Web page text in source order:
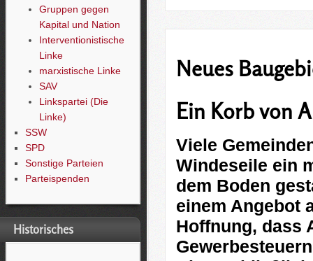
Gruppen gegen
Kapital und Nation
Interventionistische
Linke
marxistische Linke
SAV
Linkspartei (Die
Linke)
SSW
SPD
Sonstige Parteien
Parteispenden
Historisches
Neues
Ein Korb von
Viele
Windeseile ein
dem Boden
einem Angebot
Hoffnung, dass